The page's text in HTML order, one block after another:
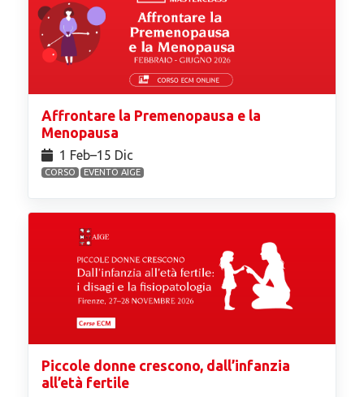
Affrontare la Premenopausa e la
Menopausa
1 Feb⁠–15 Dic
CORSO EVENTO AIGE
Piccole donne crescono, dall’infanzia
all’età fertile